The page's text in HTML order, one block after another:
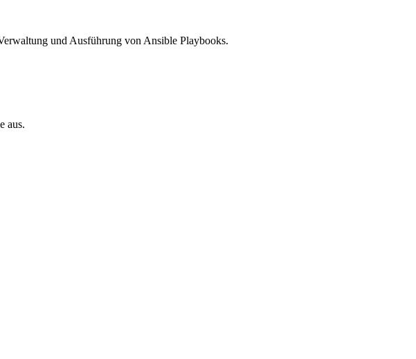
und Ausführung von Ansible Playbooks.
aus.